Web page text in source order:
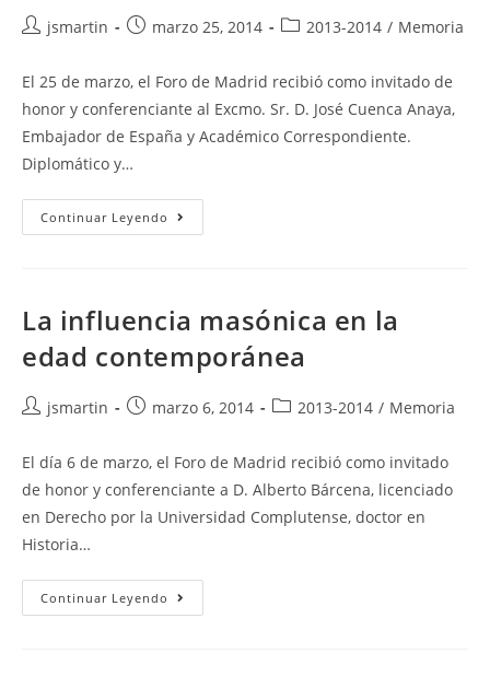
Autor
la
entrada:
jsmartin
Publicación
entrada:
marzo 25, 2014
Categoría
entrada:
2013-2014 / Memoria
El 25 de marzo, el Foro de Madrid recibió como invitado de
honor y conferenciante al Excmo. Sr. D. José Cuenca Anaya,
Embajador de España y Académico Correspondiente.
Diplomático y…
Continuar Leyendo Gibraltar
La influencia masónica en la
edad contemporánea
Autor
la
entrada:
jsmartin
Publicación
entrada:
marzo 6, 2014
Categoría
la
entrada:
2013-2014 / Memoria
El día 6 de marzo, el Foro de Madrid recibió como invitado
de honor y conferenciante a D. Alberto Bárcena, licenciado
en Derecho por la Universidad Complutense, doctor en
Historia…
Continuar Leyendo La
Influencia